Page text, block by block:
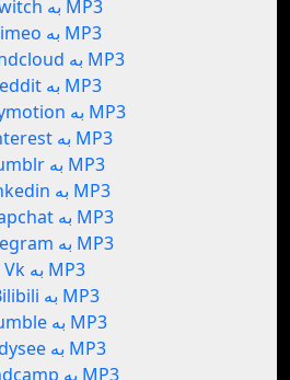
Twitch به MP3
Vimeo به MP3
Soundcloud به MP3
Reddit به MP3
Dailymotion به MP3
Pinterest به MP3
Tumblr به MP3
Linkedin به MP3
Snapchat به MP3
Telegram به MP3
Vk به MP3
Bilibili به MP3
Rumble به MP3
Odysee به MP3
Bandcamp به MP3